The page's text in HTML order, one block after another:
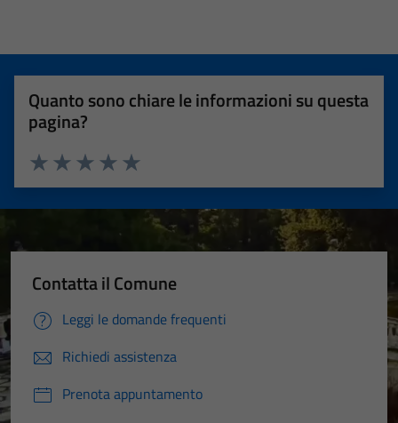
Quanto sono chiare le informazioni su questa
pagina?
Valuta 5 stelle su 5
Valuta 4 stelle su 5
Valuta 3 stelle su 5
Valuta 2 stelle su 5
Valuta 1 stelle su 5
Contatta il Comune
Leggi le domande frequenti
Richiedi assistenza
Prenota appuntamento